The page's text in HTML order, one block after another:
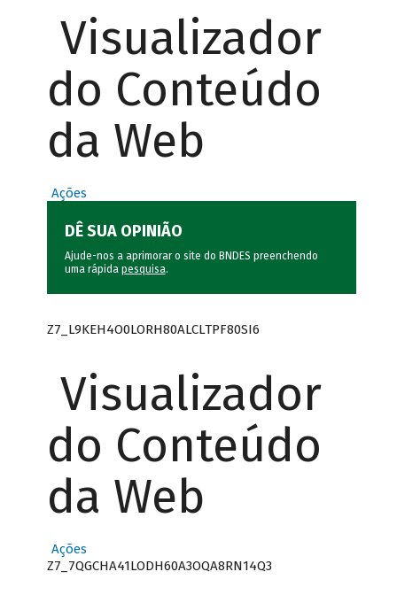
Visualizador
do Conteúdo
da Web
Ações
DÊ SUA OPINIÃO
Ajude-nos a aprimorar o site do BNDES preenchendo
uma rápida pesquisa.
Z7_L9KEH4O0LORH80ALCLTPF80SI6
Visualizador
do Conteúdo
da Web
Ações
Z7_7QGCHA41LODH60A3OQA8RN14Q3